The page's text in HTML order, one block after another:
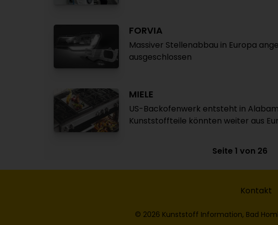
FORVIA
Massiver Stellenabbau in Europa
ausgeschlossen
MIELE
US-Backofenwerk entsteht in
Kunststoffteile könnten weiter aus
Seite 1 von 26
Kontakt
© 2026 Kunststoff Information, Bad